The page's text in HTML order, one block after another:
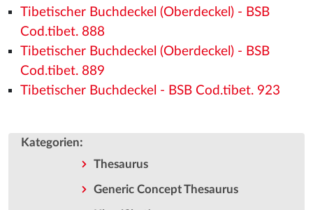
Tibetischer Buchdeckel (Oberdeckel) - BSB
Cod.tibet. 888
Tibetischer Buchdeckel (Oberdeckel) - BSB
Cod.tibet. 889
Tibetischer Buchdeckel - BSB Cod.tibet. 923
Kategorien:
Thesaurus
Generic Concept Thesaurus